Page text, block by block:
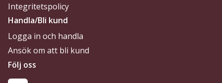
Integritetspolicy
Handla/Bli kund
Logga in och handla
Ansök om att bli kund
Följ oss